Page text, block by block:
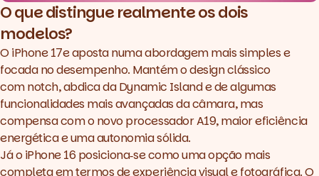
O que distingue realmente os dois
modelos?
OiPhone 17eaposta numa abordagem mais simples e
focada no desempenho. Mantém odesignclássico
comnotch, abdica da Dynamic Island e de algumas
funcionalidades mais avançadas da câmara, mas
compensa com o novo processador A19, maior eficiência
energética e uma autonomia sólida.
Já o iPhone 16 posiciona‑se como uma opção mais
completa em termos de experiência visual e fotográfica. O